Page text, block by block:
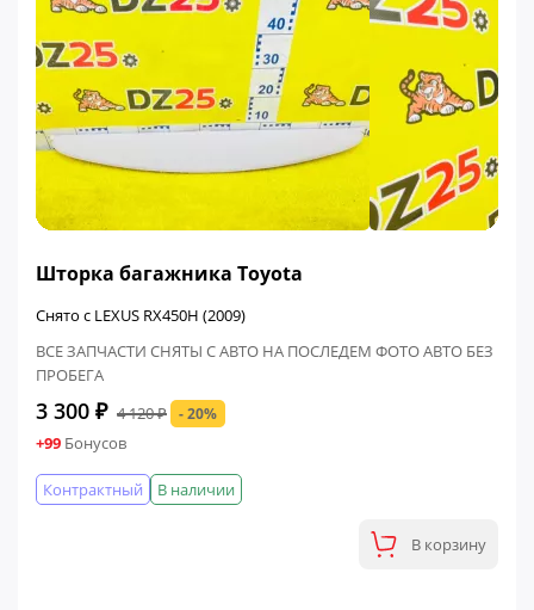
Шторка багажника Toyota
Снято с LEXUS RX450H (2009)
ВСЕ ЗАПЧАСТИ СНЯТЫ С АВТО НА ПОСЛЕДЕМ ФОТО АВТО БЕЗ
ПРОБЕГА
3 300 ₽ 4 120 ₽ - 20%
+99 Бонусов
В наличии
Контрактный
В корзину